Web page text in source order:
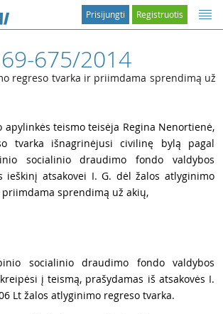
Registruotis
Prisijungti
675/2014
regreso tvarka ir priimdama sprendimą už
apylinkės teismo teisėja Regina Nenortienė,
tvarka išnagrinėjusi civilinę bylą pagal
socialinio draudimo fondo valdybos
ieškinį atsakovei I. G. dėl žalos atlyginimo
sprendimą už akių,
socialinio draudimo fondo valdybos
į teismą, prašydamas iš atsakovės I.
Lt žalos atlyginimo regreso tvarka.